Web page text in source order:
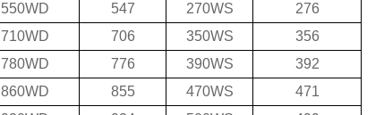
550WD
547 270WS
276
710WD
706 350WS
356
780WD
776 390WS
392
860WD
855 470WS
471